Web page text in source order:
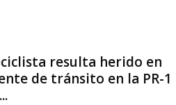
resulta herido en
de tránsito en la PR-1